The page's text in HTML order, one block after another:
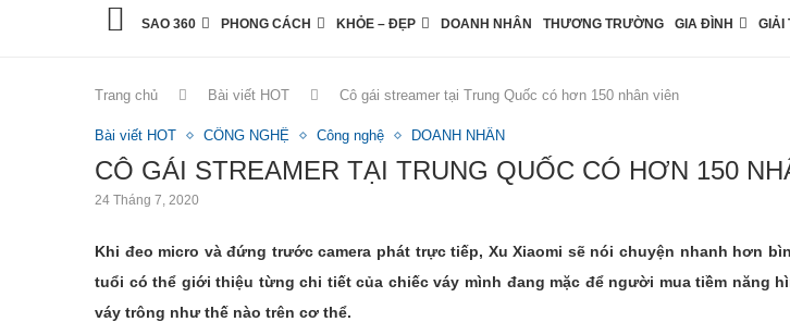
SAO 360 PHONG CÁCH KHỎE – ĐẸP DOANH NHÂN THƯƠNG TRƯỜNG GIA ĐÌNH GIẢI
Trang chủ Bài viết HOT Cô gái streamer tại Trung Quốc có hơn 150 nhân viên
Bài viết HOT CÔNG NGHỆ Công nghệ DOANH NHÂN
CÔ GÁI STREAMER TẠI TRUNG QUỐC CÓ HƠN 150
24 Tháng 7, 2020
Khi đeo micro và đứng trước camera phát trực tiếp, Xu Xiaomi sẽ nói chuyện nhanh hơn
tuổi có thể giới thiệu từng chi tiết của chiếc váy mình đang mặc để người mua tiềm năng
váy trông như thế nào trên cơ thể.